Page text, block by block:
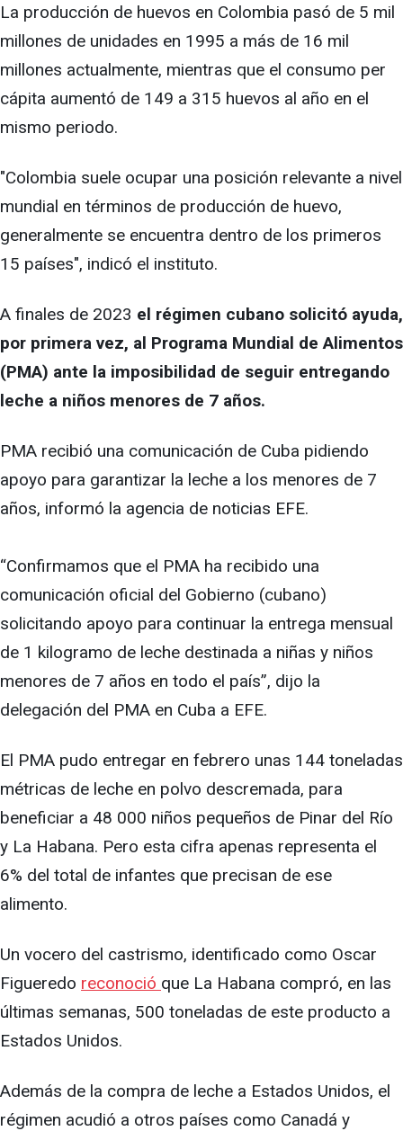
La producción de huevos en Colombia pasó de 5 mil
millones de unidades en 1995 a más de 16 mil
millones actualmente, mientras que el consumo per
cápita aumentó de 149 a 315 huevos al año en el
mismo periodo.
"Colombia suele ocupar una posición relevante a nivel
mundial en términos de producción de huevo,
generalmente se encuentra dentro de los primeros
15 países", indicó el instituto.
A finales de 2023 el régimen cubano solicitó ayuda,
por primera vez, al Programa Mundial de Alimentos
(PMA) ante la imposibilidad de seguir entregando
leche a niños menores de 7 años.
PMA recibió una comunicación de Cuba pidiendo
apoyo para garantizar la leche a los menores de 7
años, informó la agencia de noticias EFE.
“Confirmamos que el PMA ha recibido una
comunicación oficial del Gobierno (cubano)
solicitando apoyo para continuar la entrega mensual
de 1 kilogramo de leche destinada a niñas y niños
menores de 7 años en todo el país”, dijo la
delegación del PMA en Cuba a EFE.
El PMA pudo entregar en febrero unas 144 toneladas
métricas de leche en polvo descremada, para
beneficiar a 48 000 niños pequeños de Pinar del Río
y La Habana. Pero esta cifra apenas representa el
6% del total de infantes que precisan de ese
alimento.
Un vocero del castrismo, identificado como Oscar
Figueredo reconoció que La Habana compró, en las
últimas semanas, 500 toneladas de este producto a
Estados Unidos.
Además de la compra de leche a Estados Unidos, el
régimen acudió a otros países como Canadá y